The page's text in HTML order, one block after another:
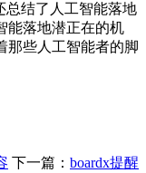
总结了人工智能落地
能落地潜正在的机
那些人工智能者的脚
下一篇： boardx提醒